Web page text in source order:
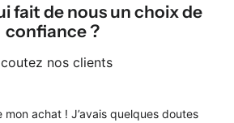
fait de nous un choix de
confiance ?
nos clients
mon achat ! J’avais quelques doutes